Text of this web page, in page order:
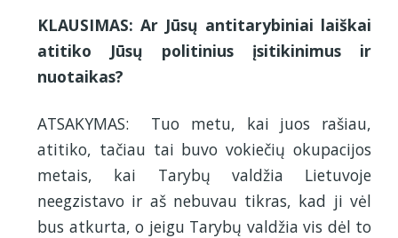
KLAUSIMAS: Ar Jūsų antitarybiniai laiškai
atitiko Jūsų politinius įsitikinimus ir
nuotaikas?
ATSAKYMAS: Tuo metu, kai juos rašiau,
atitiko, tačiau tai buvo vokiečių okupacijos
metais, kai Tarybų valdžia Lietuvoje
neegzistavo ir aš nebuvau tikras, kad ji vėl
bus atkurta, o jeigu Tarybų valdžia vis dėl to